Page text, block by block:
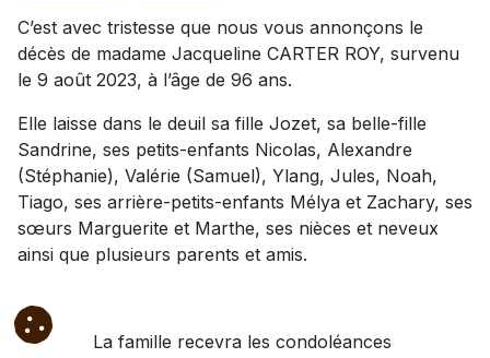
C’est avec tristesse que nous vous annonçons le
décès de madame Jacqueline CARTER ROY, survenu
le 9 août 2023, à l’âge de 96 ans.
Elle laisse dans le deuil sa fille Jozet, sa belle-fille
Sandrine, ses petits-enfants Nicolas, Alexandre
(Stéphanie), Valérie (Samuel), Ylang, Jules, Noah,
Tiago, ses arrière-petits-enfants Mélya et Zachary, ses
sœurs Marguerite et Marthe, ses nièces et neveux
ainsi que plusieurs parents et amis.
La famille recevra les condoléances